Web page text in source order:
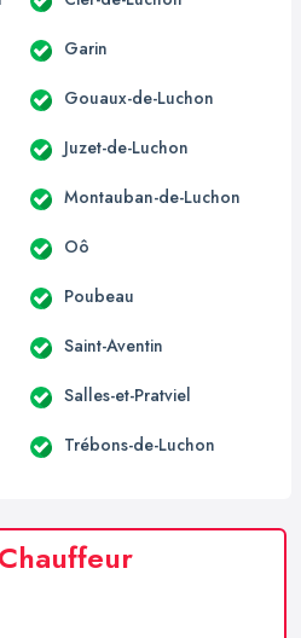
Garin
Gouaux-de-Luchon
Juzet-de-Luchon
Montauban-de-Luchon
Oô
Poubeau
Saint-Aventin
Salles-et-Pratviel
Trébons-de-Luchon